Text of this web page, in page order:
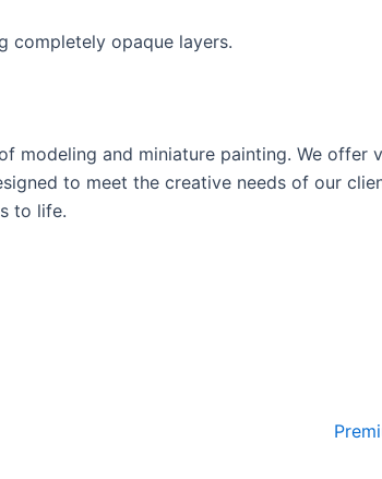
completely opaque layers.
modeling and miniature painting. We
to meet the creative needs of our
to life.